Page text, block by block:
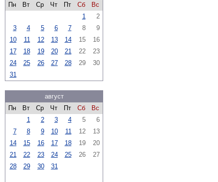
Пн
Вт Ср Чт Пт Сб
Вс
1
2
3
4 5 6 7 8
9
10
11 12 13 14 15
16
17
18 19 20 21 22
23
24
25 26 27 28 29
30
31
август
Пн
Вт Ср Чт Пт Сб
Вс
1
2 3 4 5
6
7
8 9 10 11 12
13
14
15 16 17 18 19
20
21
22 23 24 25 26
27
28
29 30 31